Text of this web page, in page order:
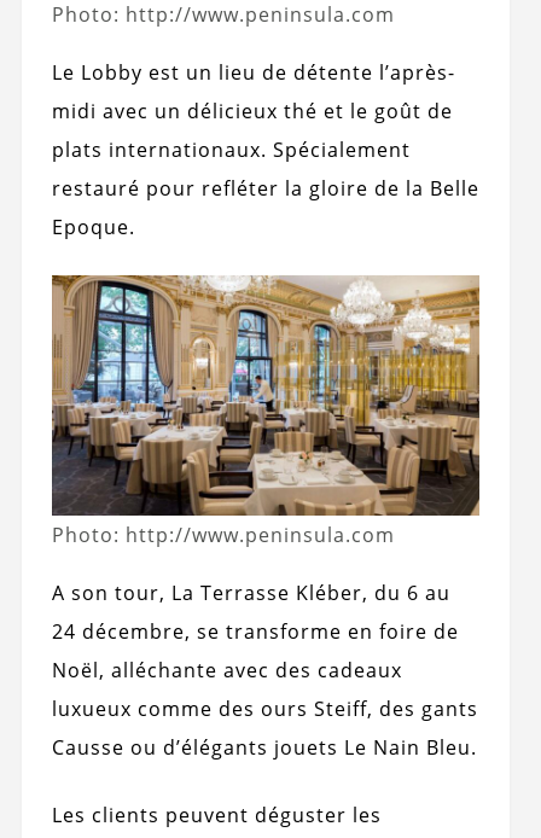
Photo: http://www.peninsula.com
Le Lobby est un lieu de détente l’après-
midi avec un délicieux thé et le goût de
plats internationaux. Spécialement
restauré pour refléter la gloire de la Belle
Epoque.
Photo: http://www.peninsula.com
A son tour, La Terrasse Kléber, du 6 au
24 décembre, se transforme en foire de
Noël, alléchante avec des cadeaux
luxueux comme des ours Steiff, des gants
Causse ou d’élégants jouets Le Nain Bleu.
Les clients peuvent déguster les